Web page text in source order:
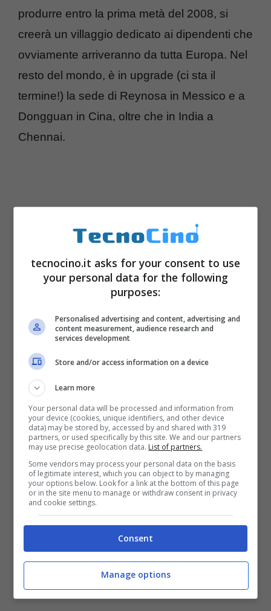
produrre entro la prima metà del 2008, si
creerà un villaggio dedicato ai dipendenti che
ovviamente arriveranno da tutta Europa. Nel
resto del mondo, è in upgrade (ci sta il
termine!) la sede di Reynosa in Messico e a
Dongguan in Cina, oltre che in India a
Chennai.
tecnocino.it asks for your consent to use
your personal data for the following
purposes:
Personalised advertising and content, advertising and
content measurement, audience research and
services development
Store and/or access information on a device
Learn more
Your personal data will be processed and information from
your device (cookies, unique identifiers, and other device
data) may be stored by, accessed by and shared with 319
partners, or used specifically by this site. We and our partners
may use precise geolocation data. List of partners.
Some vendors may process your personal data on the basis
of legitimate interest, which you can object to by managing
your options below. Look for a link at the bottom of this page
or in the site menu to manage or withdraw consent in privacy
and cookie settings.
Consent
Manage options